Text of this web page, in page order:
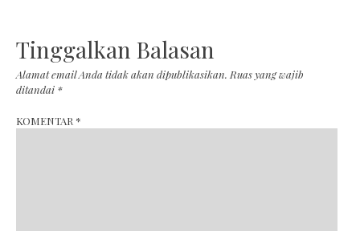
Tinggalkan Balasan
Alamat email Anda tidak akan dipublikasikan. Ruas yang wajib
ditandai *
KOMENTAR *